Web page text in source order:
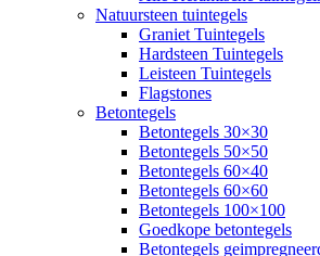
Natuursteen tuintegels
Graniet Tuintegels
Hardsteen Tuintegels
Leisteen Tuintegels
Flagstones
Betontegels
Betontegels 30×30
Betontegels 50×50
Betontegels 60×40
Betontegels 60×60
Betontegels 100×100
Goedkope betontegels
Betontegels